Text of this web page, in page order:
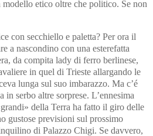
modello etico oltre che politico. Se non
con secchiello e paletta? Per ora il
a nascondino con una esterefatta
da compita lady di ferro berlinese,
in quel di Trieste allargando le
lunga sul suo imbarazzo. Ma c’é
in serbo altre sorprese. L’ennesima
della Terra ha fatto il giro delle
gustose previsioni sul prossimo
di Palazzo Chigi. Se davvero,